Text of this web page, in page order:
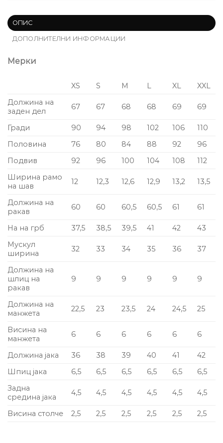
ОПИС
ДОПОЛНИТЕЛНИ ИНФОРМАЦИИ
Мерки
XS S M L XL
XXL
Должина на
заден дел
67 67 68 68 69 69
Гради 90 94 98 102 106
110
Половина
76 80 84 88 92
96
Подвив
92 96 100 104 108
112
Ширина рамо
на шав
12 12,3 12,6 12,9 13,2 13,5
Должина на
ракав
60 60 60,5 60,5 61 61
На на грб 37,5 38,5 39,5 41 42
43
Мускул
ширина
32 33 34 35 36 37
Должина на
шлиц на
ракав
9 9 9 9 9 9
Должина на
манжета
22,5 23 23,5 24 24,5 25
Висина на
манжета
6 6 6 6 6 6
Должина јака 36 38 39 40 41
42
Шпиц јака
6,5 6,5 6,5 6,5 6,5
6,5
Задна
средина јака
4,5 4,5 4,5 4,5 4,5 4,5
Висина столче 2,5 2,5 2,5 2,5 2,5 2,5